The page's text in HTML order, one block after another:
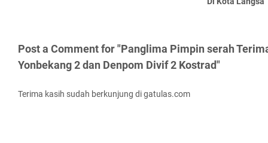
Post a Comment for "Panglima Pimpin serah
Yonbekang 2 dan Denpom Divif 2 Kostrad"
Terima kasih sudah berkunjung di gatulas.com